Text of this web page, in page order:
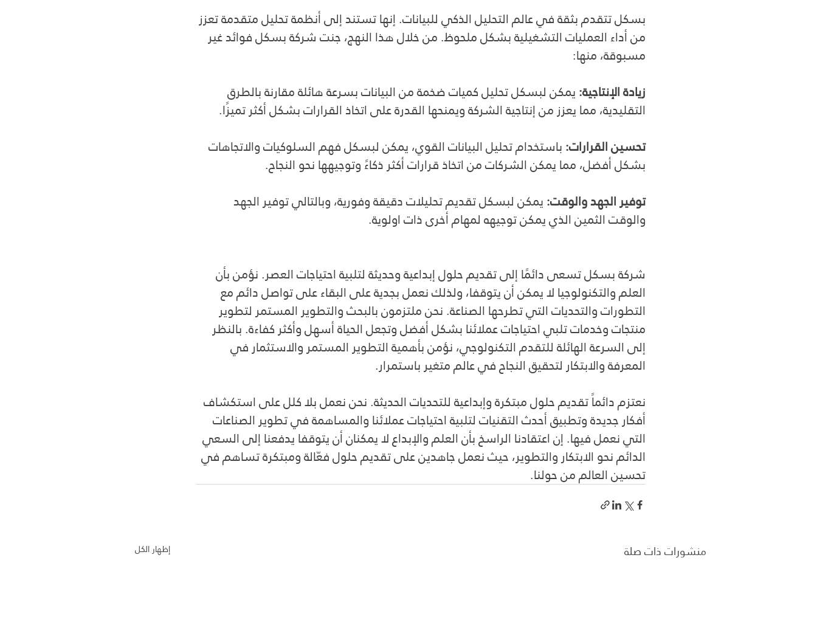
بسكل تتقدم بثقة في عالم التحليل الذكي للبيانات. إنها تستند إلى أنظمة تحليل متقدمة تعزز
من أداء العمليات التشغيلية بشكل ملحوظ. من خلال هذا النهج، جنت شركة بسكل فوائد غير
مسبوقة، منها:
زيادة الإنتاجية: يمكن لبسكل تحليل كميات ضخمة من البيانات بسرعة هائلة مقارنة بالطرق
التقليدية، مما يعزز من إنتاجية الشركة ويمنحها القدرة على اتخاذ القرارات بشكل أكثر تميزًا.
تحسين القرارات: باستخدام تحليل البيانات القوي، يمكن لبسكل فهم السلوكيات والاتجاهات
بشكل أفضل، مما يمكن الشركات من اتخاذ قرارات أكثر ذكاءً وتوجيهها نحو النجاح.
توفير الجهد والوقت: يمكن لبسكل تقديم تحليلات دقيقة وفورية، وبالتالي توفير الجهد
والوقت الثمين الذي يمكن توجيهه لمهام أخرى ذات اولوية.
شركة بسكل تسعى دائمًا إلى تقديم حلول إبداعية وحديثة لتلبية احتياجات العصر. نؤمن بأن
العلم والتكنولوجيا لا يمكن أن يتوقفا، ولذلك نعمل بجدية على البقاء على تواصل دائم مع
التطورات والتحديات التي تطرحها الصناعة. نحن ملتزمون بالبحث والتطوير المستمر لتطوير
منتجات وخدمات تلبي احتياجات عملائنا بشكل أفضل وتجعل الحياة أسهل وأكثر كفاءة. بالنظر
إلى السرعة الهائلة للتقدم التكنولوجي، نؤمن بأهمية التطوير المستمر والاستثمار في
المعرفة والابتكار لتحقيق النجاح في عالم متغير باستمرار.
نعتزم دائماً تقديم حلول مبتكرة وإبداعية للتحديات الحديثة. نحن نعمل بلا كلل على استكشاف
أفكار جديدة وتطبيق أحدث التقنيات لتلبية احتياجات عملائنا والمساهمة في تطوير الصناعات
التي نعمل فيها. إن اعتقادنا الراسخ بأن العلم والإبداع لا يمكنان أن يتوقفا يدفعنا إلى السعي
الدائم نحو الابتكار والتطوير، حيث نعمل جاهدين على تقديم حلول فعّالة ومبتكرة تساهم في
تحسين العالم من حولنا.
منشورات ذات صلة إظهار الكل